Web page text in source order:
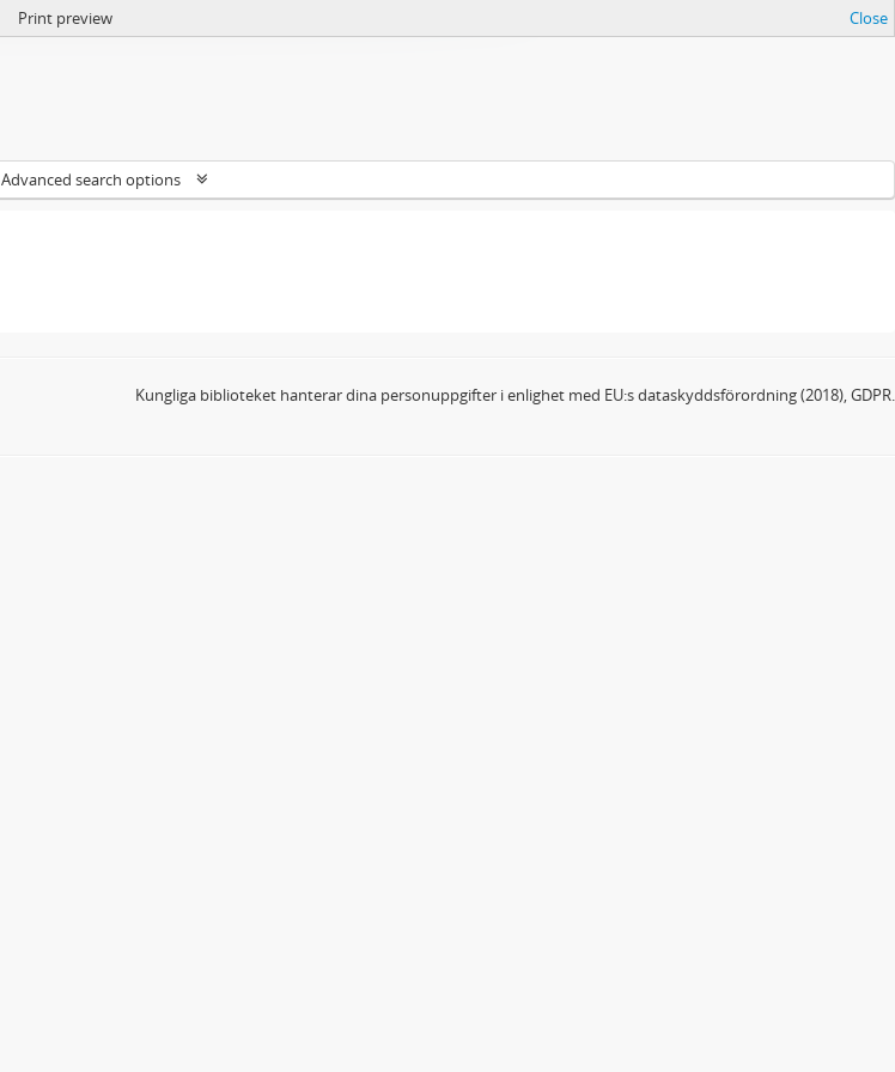
Print preview Close
Advanced search options
Kungliga biblioteket hanterar dina personuppgifter i enlighet med EU:s dataskyddsförordning (2018), GDPR.